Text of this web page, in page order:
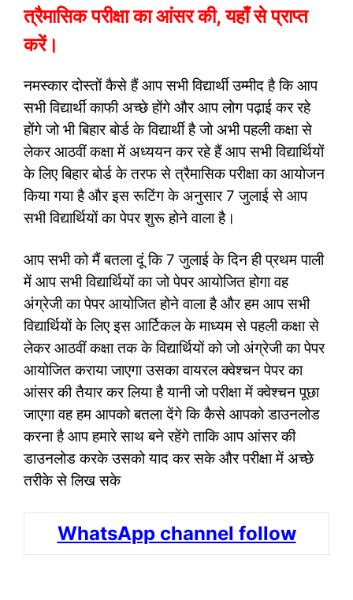
त्रैमासिक परीक्षा का आंसर की, यहाँ से प्राप्त
करें।
नमस्कार दोस्तों कैसे हैं आप सभी विद्यार्थी उम्मीद है कि आप
सभी विद्यार्थी काफी अच्छे होंगे और आप लोग पढ़ाई कर रहे
होंगे जो भी बिहार बोर्ड के विद्यार्थी है जो अभी पहली कक्षा से
लेकर आठवीं कक्षा में अध्ययन कर रहे हैं आप सभी विद्यार्थियों
के लिए बिहार बोर्ड के तरफ से त्रैमासिक परीक्षा का आयोजन
किया गया है और इस रूटिंग के अनुसार 7 जुलाई से आप
सभी विद्यार्थियों का पेपर शुरू होने वाला है।
आप सभी को मैं बतला दूं कि 7 जुलाई के दिन ही प्रथम पाली
में आप सभी विद्यार्थियों का जो पेपर आयोजित होगा वह
अंग्रेजी का पेपर आयोजित होने वाला है और हम आप सभी
विद्यार्थियों के लिए इस आर्टिकल के माध्यम से पहली कक्षा से
लेकर आठवीं कक्षा तक के विद्यार्थियों को जो अंग्रेजी का पेपर
आयोजित कराया जाएगा उसका वायरल क्वेश्चन पेपर का
आंसर की तैयार कर लिया है यानी जो परीक्षा में क्वेश्चन पूछा
जाएगा वह हम आपको बतला देंगे कि कैसे आपको डाउनलोड
करना है आप हमारे साथ बने रहेंगे ताकि आप आंसर की
डाउनलोड करके उसको याद कर सके और परीक्षा में अच्छे
तरीके से लिख सके
WhatsApp channel follow